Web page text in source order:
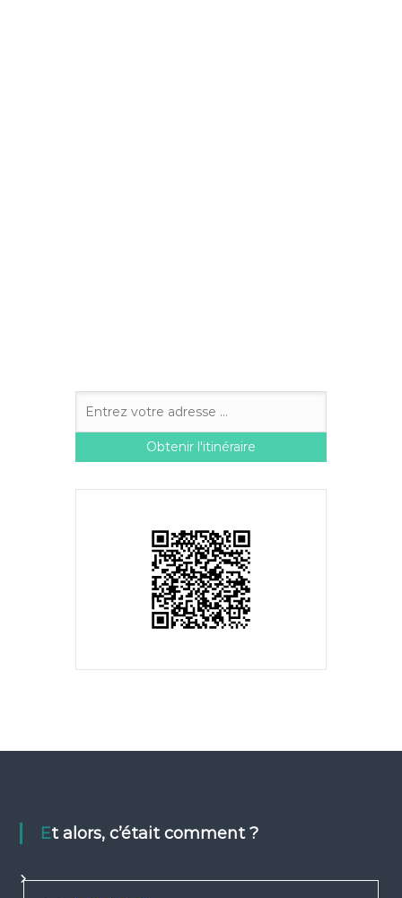
Et alors, c’était comment ?